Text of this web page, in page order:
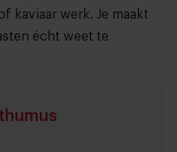
kaviaar werk. Je maakt
écht weet te